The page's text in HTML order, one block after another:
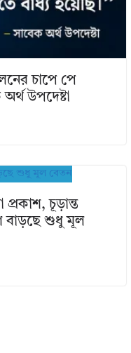
চাপে পে
উপদেষ্টা
প্রকাশ, চূড়ান্ত
বাড়ছে শুধু মূল